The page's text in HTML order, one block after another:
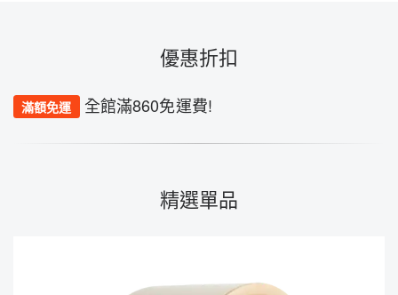
優惠折扣
滿額免運 全館滿860免運費!
精選單品